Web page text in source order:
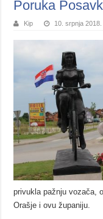
Poruka
Kip 10. srpnja 2018.
privukla pažnju vozača,
Orašje i ovu županiju.